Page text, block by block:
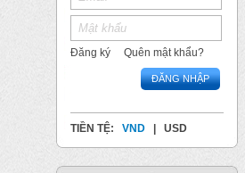
Đăng ký Quên mật khẩu?
ĐĂNG NHẬP
TIỀN TỆ: VND USD